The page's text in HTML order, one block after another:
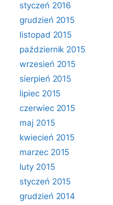
styczeń 2016
grudzień 2015
listopad 2015
październik 2015
wrzesień 2015
sierpień 2015
lipiec 2015
czerwiec 2015
maj 2015
kwiecień 2015
marzec 2015
luty 2015
styczeń 2015
grudzień 2014